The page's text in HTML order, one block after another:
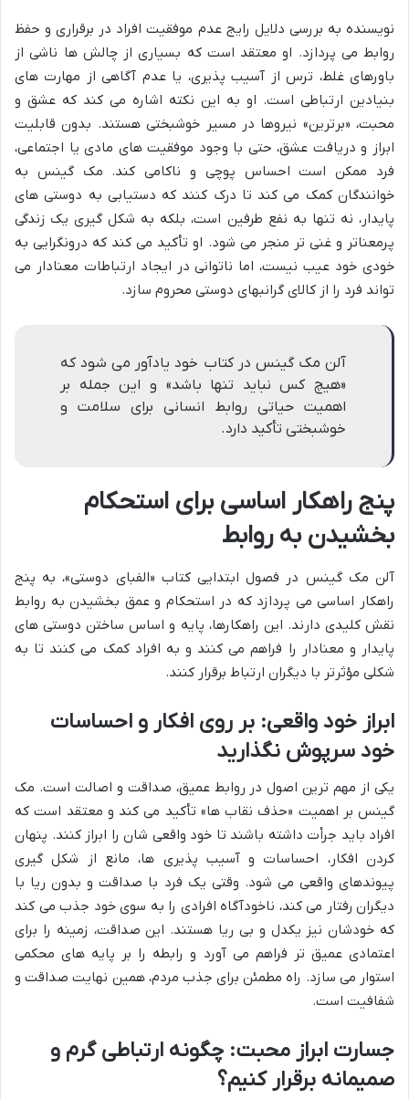
نویسنده به بررسی دلایل رایج عدم موفقیت افراد در برقراری و حفظ
روابط می پردازد. او معتقد است که بسیاری از چالش ها ناشی از
باورهای غلط، ترس از آسیب پذیری، یا عدم آگاهی از مهارت های
بنیادین ارتباطی است. او به این نکته اشاره می کند که عشق و
محبت، «برترین» نیروها در مسیر خوشبختی هستند. بدون قابلیت
ابراز و دریافت عشق، حتی با وجود موفقیت های مادی یا اجتماعی،
فرد ممکن است احساس پوچی و ناکامی کند. مک گینس به
خوانندگان کمک می کند تا درک کنند که دستیابی به دوستی های
پایدار، نه تنها به نفع طرفین است، بلکه به شکل گیری یک زندگی
پرمعناتر و غنی تر منجر می شود. او تأکید می کند که درونگرایی به
خودی خود عیب نیست، اما ناتوانی در ایجاد ارتباطات معنادار می
تواند فرد را از کالای گرانبهای دوستی محروم سازد.
آلن مک گینس در کتاب خود یادآور می شود که
«هیچ کس نباید تنها باشد» و این جمله بر
اهمیت حیاتی روابط انسانی برای سلامت و
خوشبختی تأکید دارد.
پنج راهکار اساسی برای استحکام
بخشیدن به روابط
آلن مک گینس در فصول ابتدایی کتاب «الفبای دوستی»، به پنج
راهکار اساسی می پردازد که در استحکام و عمق بخشیدن به روابط
نقش کلیدی دارند. این راهکارها، پایه و اساس ساختن دوستی های
پایدار و معنادار را فراهم می کنند و به افراد کمک می کنند تا به
شکلی مؤثرتر با دیگران ارتباط برقرار کنند.
ابراز خود واقعی: بر روی افکار و احساسات
خود سرپوش نگذارید
یکی از مهم ترین اصول در روابط عمیق، صداقت و اصالت است. مک
گینس بر اهمیت «حذف نقاب ها» تأکید می کند و معتقد است که
افراد باید جرأت داشته باشند تا خود واقعی شان را ابراز کنند. پنهان
کردن افکار، احساسات و آسیب پذیری ها، مانع از شکل گیری
پیوندهای واقعی می شود. وقتی یک فرد با صداقت و بدون ریا با
دیگران رفتار می کند، ناخودآگاه افرادی را به سوی خود جذب می کند
که خودشان نیز یکدل و بی ریا هستند. این صداقت، زمینه را برای
اعتمادی عمیق تر فراهم می آورد و رابطه را بر پایه های محکمی
استوار می سازد. راه مطمئن برای جذب مردم، همین نهایت صداقت و
شفافیت است.
جسارت ابراز محبت: چگونه ارتباطی گرم و
صمیمانه برقرار کنیم؟